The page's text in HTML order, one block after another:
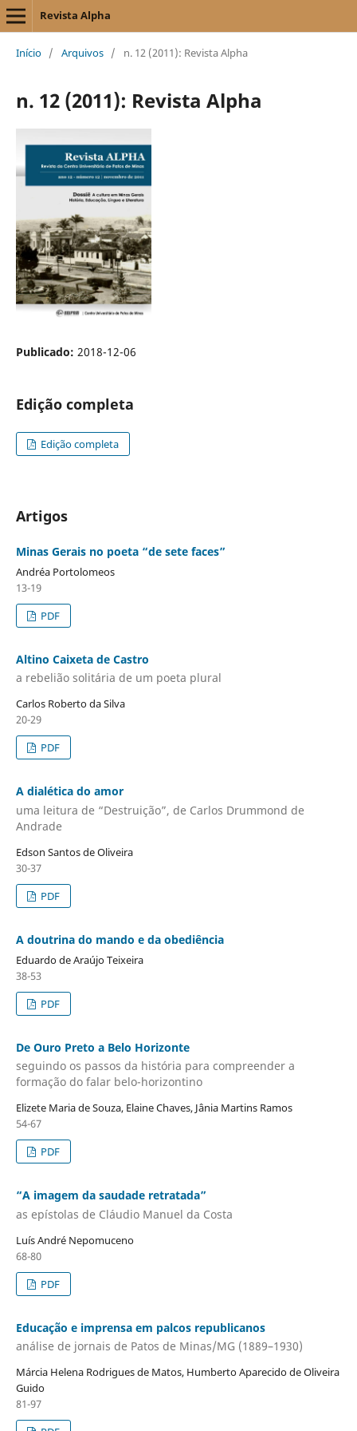
Revista Alpha
Início / Arquivos / n. 12 (2011): Revista Alpha
n. 12 (2011): Revista Alpha
Publicado: 2018-12-06
Edição completa
Edição completa
Artigos
Minas Gerais no poeta “de sete faces”
Andréa Portolomeos
13-19
PDF
Altino Caixeta de Castro
a rebelião solitária de um poeta plural
Carlos Roberto da Silva
20-29
PDF
A dialética do amor
uma leitura de “Destruição”, de Carlos Drummond de
Andrade
Edson Santos de Oliveira
30-37
PDF
A doutrina do mando e da obediência
Eduardo de Araújo Teixeira
38-53
PDF
De Ouro Preto a Belo Horizonte
seguindo os passos da história para compreender a
formação do falar belo-horizontino
Elizete Maria de Souza, Elaine Chaves, Jânia Martins Ramos
54-67
PDF
“A imagem da saudade retratada”
as epístolas de Cláudio Manuel da Costa
Luís André Nepomuceno
68-80
PDF
Educação e imprensa em palcos republicanos
análise de jornais de Patos de Minas/MG (1889–1930)
Márcia Helena Rodrigues de Matos, Humberto Aparecido de Oliveira
Guido
81-97